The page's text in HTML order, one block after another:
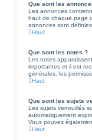
Que sont les
Les annonces
haut de chaque page
annonces sont
Haut
Que sont les notes ?
Les notes
importantes et il est
générales, les
Haut
Que sont les sujets
Les sujets verrouillés
automatiquement
Vous pouvez
Haut